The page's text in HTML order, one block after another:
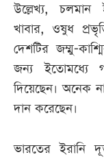
উল্লেখ্য, চলমান
খাবার, ওষুধ
দেশটির জম্মু-
জন্য ইতোমধ্যে
দিয়েছেন। অনেক
দান করেছেন।
ভারতের ইরানি